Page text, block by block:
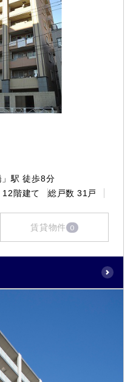
駅 徒歩8分
12階建て 総戸数 31戸
賃貸物件 0